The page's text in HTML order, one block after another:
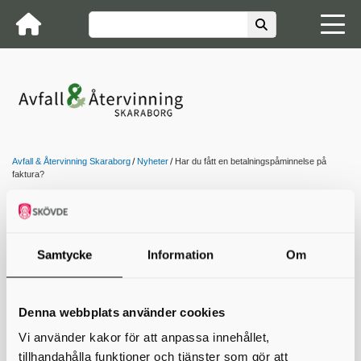
Samtycke Information Om
Denna webbplats använder cookies
Vi använder kakor för att anpassa innehållet,
tillhandahålla funktioner och tjänster som gör att
Avfall & Återvinning Skaraborg Nyheter
Har du fått en betalningspåminnelse på
faktura?
Har du fått en
betalningspåminnelse på
faktura?
A&ÅS anlitar Visma Amili AB (tidigare Visma Financial
Solutions AB) för hantering av utsick av påminnelser och
hantering av inkasso.